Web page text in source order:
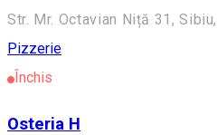
Str. Mr. Octavian Niță 31,
Pizzerie
Închis
Osteria H